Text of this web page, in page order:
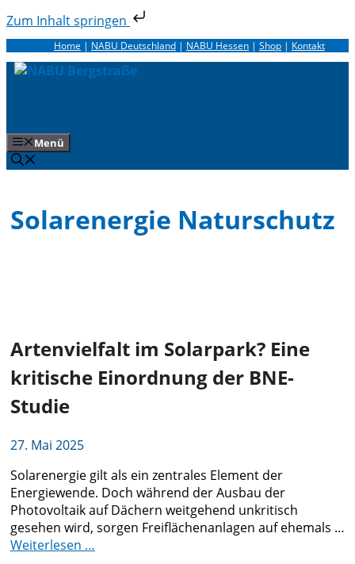
Zum Inhalt springen
Zum
Inhalt
springen
Home | NABU Deutschland | NABU Hessen | Shop | Kontakt
Menü
Solarenergie Naturschutz
Artenvielfalt im Solarpark? Eine
kritische Einordnung der BNE-
Studie
27. Mai 2025
Solarenergie gilt als ein zentrales Element der
Energiewende. Doch während der Ausbau der
Photovoltaik auf Dächern weitgehend unkritisch
gesehen wird, sorgen Freiflächenanlagen auf ehemals …
Weiterlesen …